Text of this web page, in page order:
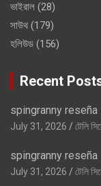
ভাইরাল (28)
সাউথ (179)
হলিউড (156)
Recent
spingranny
July 31, 2026 টেলি
spingranny
July 31, 2026 টেলি